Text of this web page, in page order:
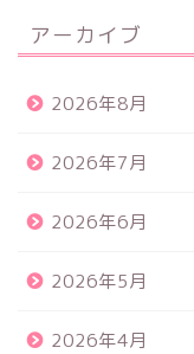
アーカイブ
2026年8月
2026年7月
2026年6月
2026年5月
2026年4月